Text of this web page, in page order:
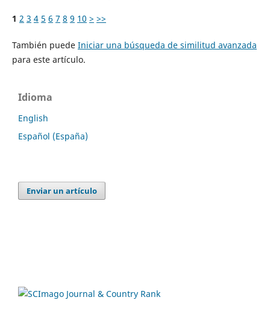
1 2 3 4 5 6 7 8 9 10 > >>
También puede Iniciar una búsqueda de similitud avanzada
para este artículo.
Idioma
English
Español (España)
Enviar un artículo